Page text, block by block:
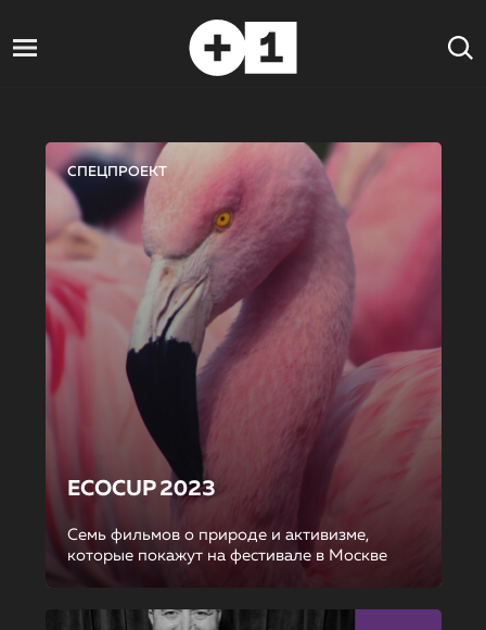
СПЕЦПРОЕКТ
ECOCUP 2023
Семь фильмов о природе и активизме,
которые покажут на фестивале в Москве